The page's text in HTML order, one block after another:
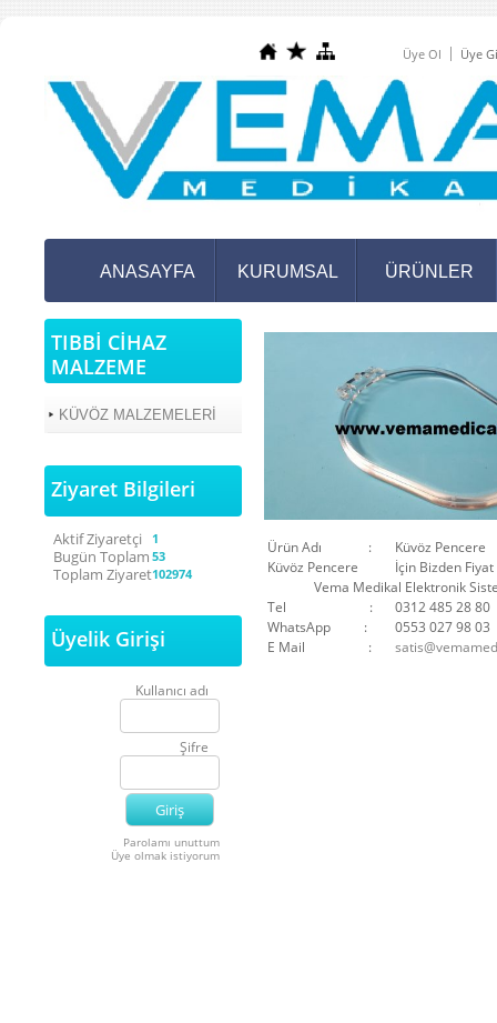
Üye Ol Üye
ANASAYFA KURUMSAL ÜRÜNLER
TIBBİ CİHAZ
MALZEME
KÜVÖZ MALZEMELERİ
Ziyaret Bilgileri
Aktif Ziyaretçi 1
Bugün Toplam 53
Toplam Ziyaret102974
Üyelik Girişi
Kullanıcı adı
Şifre
Parolamı unuttum
Üye olmak istiyorum
Ürün Adı :
Küvöz Pencere
Küvöz Pencere
İçin Bizden
Vema Medikal Elektronik
Tel :
0312 485 28 80
WhatsApp :
0553 027 98 03
E Mail :